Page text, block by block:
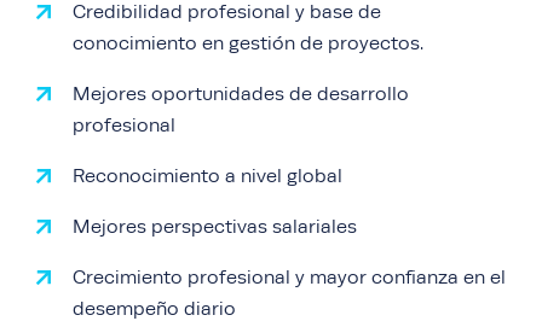
Credibilidad profesional y base de
conocimiento en gestión de proyectos.
Mejores oportunidades de desarrollo
profesional
Reconocimiento a nivel global
Mejores perspectivas salariales
Crecimiento profesional y mayor confianza en el
desempeño diario